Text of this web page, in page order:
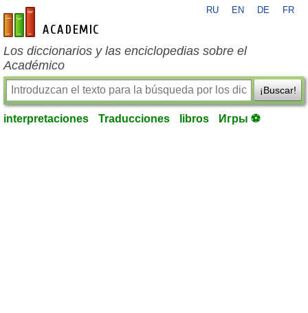
es-academic.com
RU EN DE FR
Los diccionarios y las enciclopedias sobre el
Académico
¡Buscar!
interpretaciones Traducciones libros Игры ⚽